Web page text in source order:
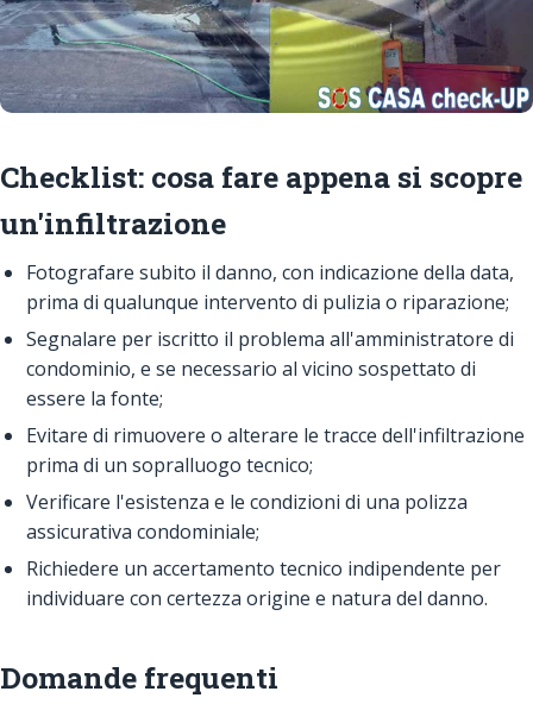
Checklist: cosa fare appena si scopre
un'infiltrazione
Fotografare subito il danno, con indicazione della data,
prima di qualunque intervento di pulizia o riparazione;
Segnalare per iscritto il problema all'amministratore di
condominio, e se necessario al vicino sospettato di
essere la fonte;
Evitare di rimuovere o alterare le tracce dell'infiltrazione
prima di un sopralluogo tecnico;
Verificare l'esistenza e le condizioni di una polizza
assicurativa condominiale;
Richiedere un accertamento tecnico indipendente per
individuare con certezza origine e natura del danno.
Domande frequenti